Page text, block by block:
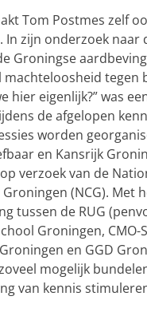
Tom Postmes zelf
In zijn onderzoek naar
Groningse
machteloosheid tegen
hier eigenlijk?” was
de afgelopen
worden
en Kansrijk
verzoek van de
(NCG). Met
tussen de RUG
Groningen, CMO-
en GGD
mogelijk
van kennis